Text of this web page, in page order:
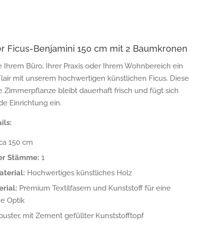
Ficus-Benjamini 150 cm mit 2 Baumkronen
Ihrem Büro, Ihrer Praxis oder Ihrem Wohnbereich ein
mit unserem hochwertigen künstlichen Ficus. Diese
Zimmerpflanze bleibt dauerhaft frisch und fügt sich
Einrichtung ein.
150 cm
Stämme: 1
Hochwertiges künstliches Holz
Premium Textilfasern und Kunststoff für eine
Optik
mit Zement gefüllter Kunststofftopf